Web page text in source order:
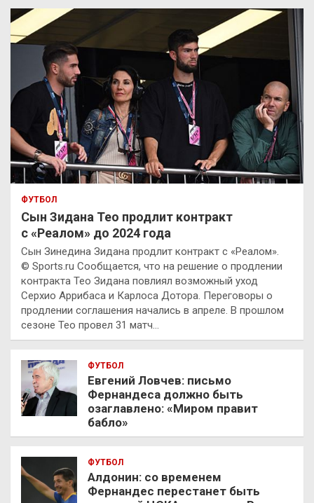
ФУТБОЛ
Сын Зидана Тео продлит контракт
с «Реалом» до 2024 года
Сын Зинедина Зидана продлит контракт с «Реалом».
© Sports.ru Сообщается, что на решение о продлении
контракта Тео Зидана повлиял возможный уход
Серхио Аррибаса и Карлоса Дотора. Переговоры о
продлении соглашения начались в апреле. В прошлом
сезоне Тео провел 31 матч…
ФУТБОЛ
Евгений Ловчев: письмо
Фернандеса должно быть
озаглавлено: «Миром правит
бабло»
ФУТБОЛ
Алдонин: со временем
Фернандес перестанет быть